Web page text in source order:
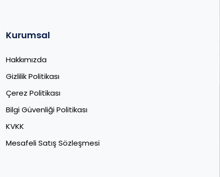
Kurumsal
Hakkımızda
Gizlilik Politikası
Çerez Politikası
Bilgi Güvenliği Politikası
KVKK
Mesafeli Satış Sözleşmesi